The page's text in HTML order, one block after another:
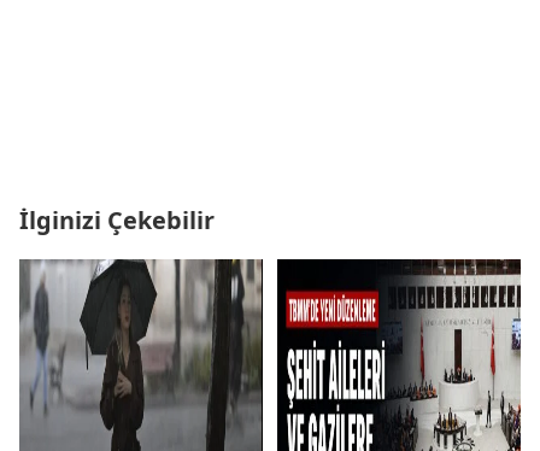
İlginizi Çekebilir